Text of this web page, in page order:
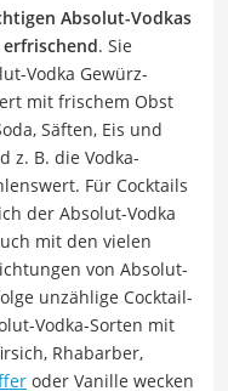
Absolut-Vodkas
. Sie
Vodka Gewürz-
mit frischem Obst
Säften, Eis und
z. B. die Vodka-
Für Cocktails
der Absolut-Vodka
mit den vielen
von Absolut-
unzählige Cocktail-
Vodka-Sorten mit
Rhabarber,
oder Vanille wecken